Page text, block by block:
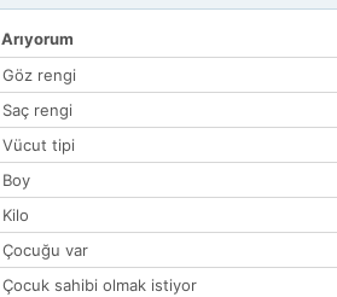
Arıyorum
Göz rengi
Saç rengi
Vücut tipi
Boy
Kilo
Çocuğu var
Çocuk sahibi olmak istiyor